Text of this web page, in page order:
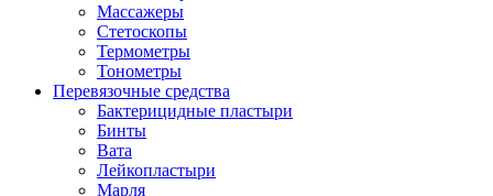
Массажеры
Стетоскопы
Термометры
Тонометры
Перевязочные средства
Бактерицидные пластыри
Бинты
Вата
Лейкопластыри
Марля